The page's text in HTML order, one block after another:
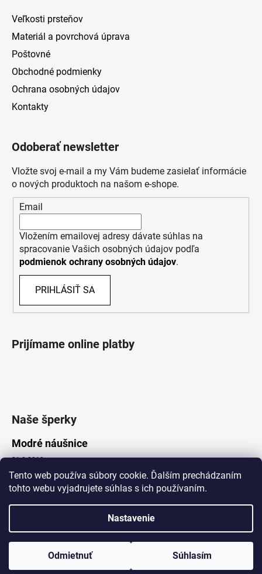
Tento web používa súbory cookie. Ďalším prechádzaním
tohto webu vyjadrujete súhlas s ich používaním.
Nastavenie
Odmietnuť Súhlasím
www.Lotka.sk - najkrajšie šperky za dobré ceny. Pri nákupe nad 50€
poštovné zdarma. Nakupujte s dôverou - naša spoločnosť je s
Veľkosti prsteňov
Materiál a povrchová úprava
Poštovné
Obchodné podmienky
Ochrana osobných údajov
Kontakty
Odoberať newsletter
Vložte svoj e-mail a my Vám budeme zasielať informácie
o nových produktoch na našom e-shope.
Email
Vložením emailovej adresy dávate súhlas na
spracovanie Vašich osobných údajov podľa
podmienok ochrany osobných údajov.
PRIHLÁSIŤ SA
Prijímame online platby
Naše šperky
Modré náušnice
21.8.2019
Vytvoril Shoptet
Lotka.sk. Všetky práva vyhradené.
Upraviť nastavenie cookies